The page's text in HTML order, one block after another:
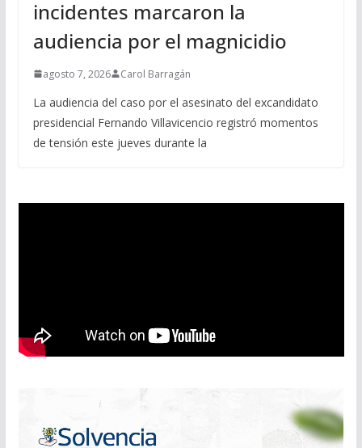
incidentes marcaron la
audiencia por el magnicidio
agosto 7, 2026 Carol Barragán
La audiencia del caso por el asesinato del excandidato
presidencial Fernando Villavicencio registró momentos
de tensión este jueves durante la